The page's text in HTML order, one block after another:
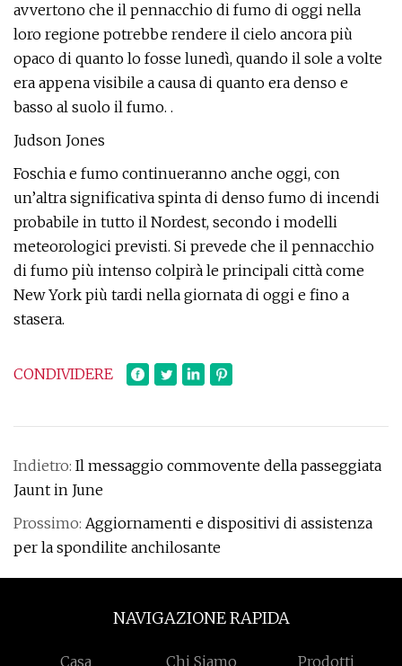
avvertono che il pennacchio di fumo di oggi nella
loro regione potrebbe rendere il cielo ancora più
opaco di quanto lo fosse lunedì, quando il sole a volte
era appena visibile a causa di quanto era denso e
basso al suolo il fumo. .
Judson Jones
Foschia e fumo continueranno anche oggi, con
un’altra significativa spinta di denso fumo di incendi
probabile in tutto il Nordest, secondo i modelli
meteorologici previsti. Si prevede che il pennacchio
di fumo più intenso colpirà le principali città come
New York più tardi nella giornata di oggi e fino a
stasera.
CONDIVIDERE
Indietro: Il messaggio commovente della passeggiata
Jaunt in June
Prossimo: Aggiornamenti e dispositivi di assistenza
per la spondilite anchilosante
NAVIGAZIONE RAPIDA
Casa Chi Siamo Prodotti